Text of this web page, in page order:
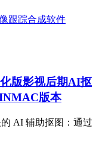
版影视后期AI抠
版本
AI 辅助抠图：通过